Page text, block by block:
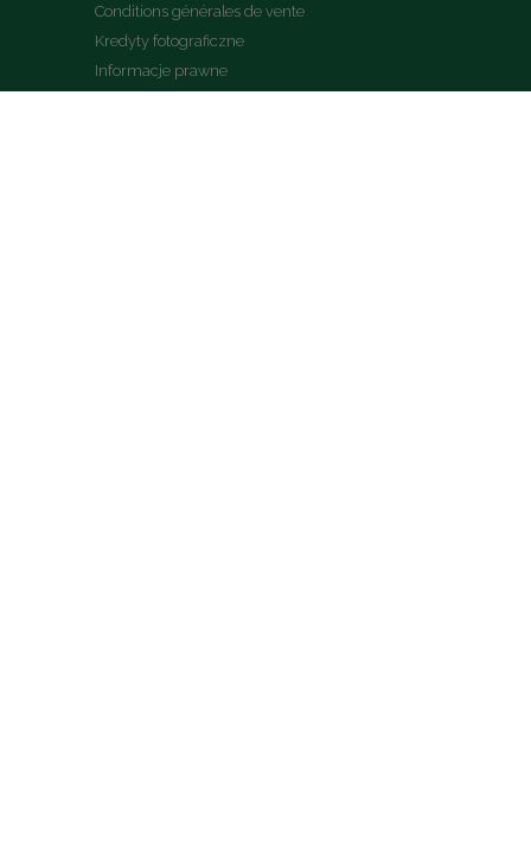
Conditions générales de vente
Kredyty fotograficzne
Informacje prawne